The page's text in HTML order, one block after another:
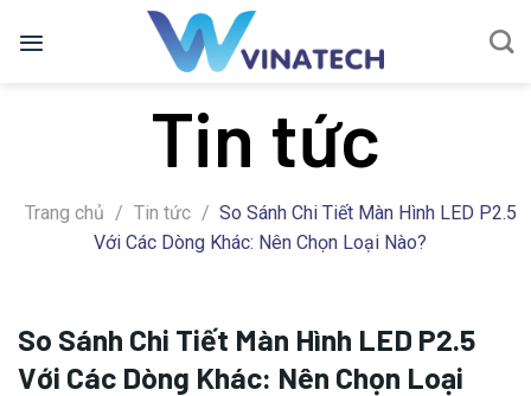
qua
Tin tức
Trang chủ / Tin tức / So Sánh Chi Tiết Màn Hình LED P2.5
Với Các Dòng Khác: Nên Chọn Loại Nào?
So Sánh Chi Tiết Màn Hình LED P2.5
Với Các Dòng Khác: Nên Chọn Loại